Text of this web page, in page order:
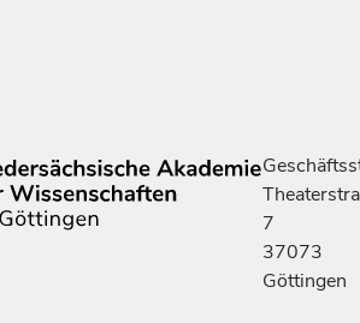
7
37073
Göttingen